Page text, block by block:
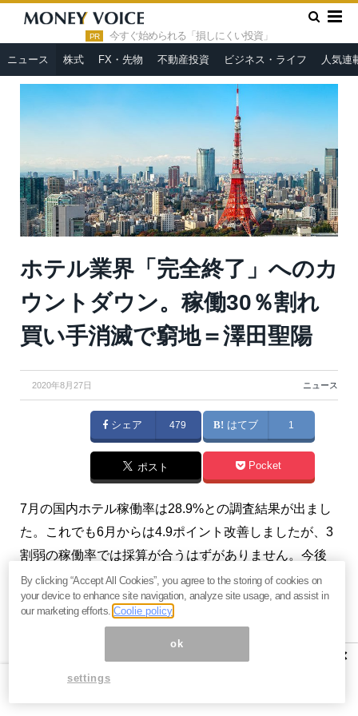
PR 今すぐ始められる「損しにくい投資」
ニュース 株式 FX・先物 不動産投資 ビジネス・ライフ 人気連
HOME » ニュース »
ホテル業界「完全終了」へのカウントダウ
ン。稼働30％割れ 買い手消滅で窮地＝澤田聖陽
ホテル業界「完全終了」へのカ
ウントダウン。稼働30％割れ
買い手消滅で窮地＝澤田聖陽
2020年8月27日 ニュース
シェア 479 はてブ 1
ポスト Pocket
7月の国内ホテル稼働率は28.9%との調査結果が出まし
た。これでも6月からは4.9ポイント改善しましたが、3
割弱の稼働率では採算が合うはずがありません。今後
の不動産業界全体の展望とともに、苦境に立つホテ
ル・宿泊施設の現状をお伝えします。（『元証券会社
社長・澤田聖陽が教える「投資に勝つニュースの読み
※9月7日(月) 19:30よりLIVE配信開催！「
つ』ための最新ニュース解説」
×
By clicking “Accept All Cookies”, you agree to the storing of cookies on
your device to enhance site navigation, analyze site usage, and assist in
our marketing efforts.Coolie policy
ok
settings